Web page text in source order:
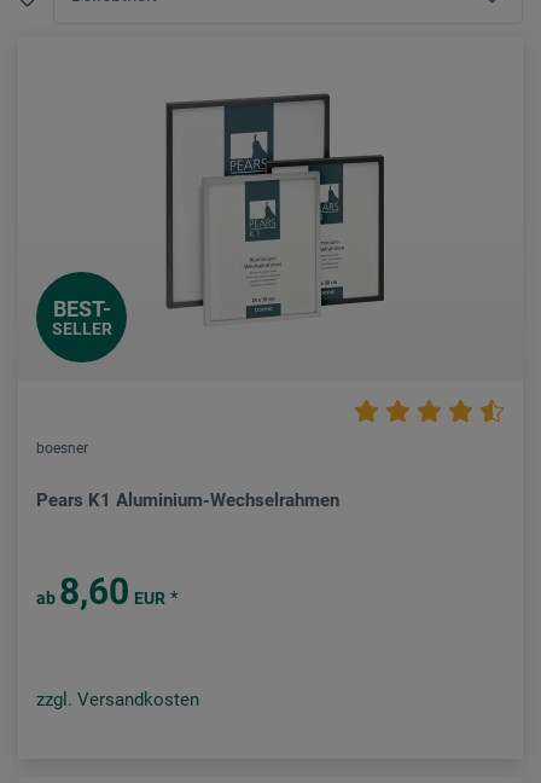
BEST-
SELLER
boesner
Pears K1 Aluminium-Wechselrahmen
ab 8,60 EUR *
zzgl. Versandkosten